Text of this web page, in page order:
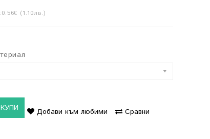
(1.10лв.)
КУПИ Добави към любими Сравни